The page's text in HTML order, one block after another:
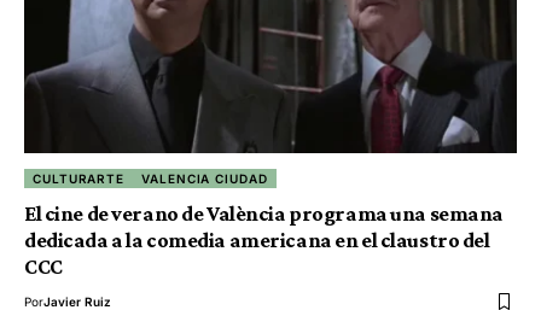
CULTURARTE VALENCIA CIUDAD
El cine de verano de València programa una semana
dedicada a la comedia americana en el claustro del
CCC
PorJavier Ruiz